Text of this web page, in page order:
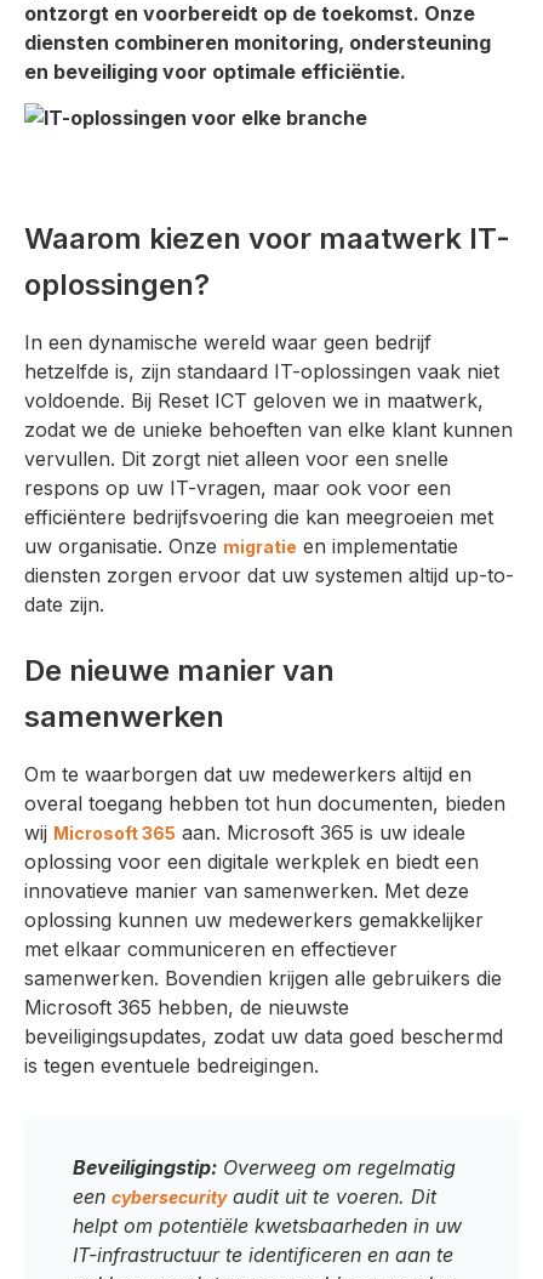
ontzorgt en voorbereidt op de toekomst. Onze
diensten combineren monitoring, ondersteuning
en beveiliging voor optimale efficiëntie.
Waarom kiezen voor maatwerk IT-
oplossingen?
In een dynamische wereld waar geen bedrijf
hetzelfde is, zijn standaard IT-oplossingen vaak niet
voldoende. Bij Reset ICT geloven we in maatwerk,
zodat we de unieke behoeften van elke klant kunnen
vervullen. Dit zorgt niet alleen voor een snelle
respons op uw IT-vragen, maar ook voor een
efficiëntere bedrijfsvoering die kan meegroeien met
uw organisatie. Onze migratie en implementatie
diensten zorgen ervoor dat uw systemen altijd up-to-
date zijn.
De nieuwe manier van
samenwerken
Om te waarborgen dat uw medewerkers altijd en
overal toegang hebben tot hun documenten, bieden
wij Microsoft 365 aan. Microsoft 365 is uw ideale
oplossing voor een digitale werkplek en biedt een
innovatieve manier van samenwerken. Met deze
oplossing kunnen uw medewerkers gemakkelijker
met elkaar communiceren en effectiever
samenwerken. Bovendien krijgen alle gebruikers die
Microsoft 365 hebben, de nieuwste
beveiligingsupdates, zodat uw data goed beschermd
is tegen eventuele bedreigingen.
Beveiligingstip: Overweeg om regelmatig
een cybersecurityaudit uit te voeren. Dit
helpt om potentiële kwetsbaarheden in uw
IT-infrastructuur te identificeren en aan te